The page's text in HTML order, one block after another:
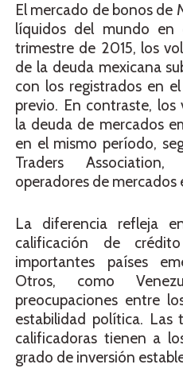
El mercado de bonos de
líquidos del mundo en
trimestre de 2015, los
de la deuda mexicana
con los registrados en
previo. En contraste, los
la deuda de mercados
en el mismo período,
Traders
operadores de mercados
La diferencia refleja
calificación de
importantes países
Otros, como
preocupaciones entre
estabilidad política. Las
calificadoras tienen a
grado de inversión